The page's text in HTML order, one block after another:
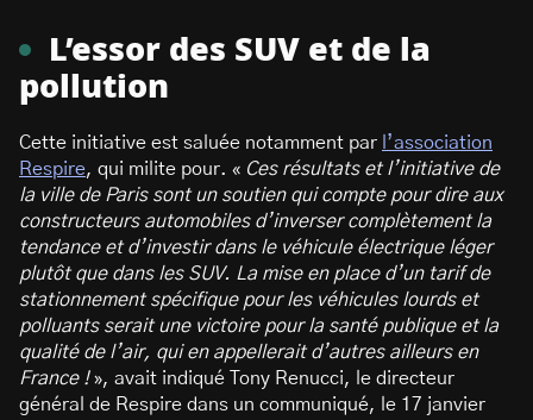
L’essor des SUV et de la
pollution
Cette initiative est saluée notamment par l’association
Respire, qui milite pour. « Ces résultats et l’initiative de
la ville de Paris sont un soutien qui compte pour dire aux
constructeurs automobiles d’inverser complètement la
tendance et d’investir dans le véhicule électrique léger
plutôt que dans les SUV. La mise en place d’un tarif de
stationnement spécifique pour les véhicules lourds et
polluants serait une victoire pour la santé publique et la
qualité de l’air, qui en appellerait d’autres ailleurs en
France !», avait indiqué Tony Renucci, le directeur
général de Respire dans un communiqué, le 17 janvier